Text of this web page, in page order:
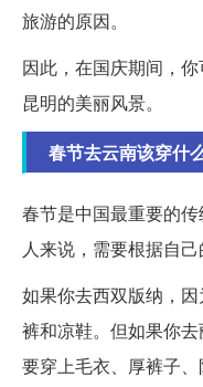
旅游的原因。
因此，在国庆期间，
昆明的美丽风景。
春节去云南该穿什
春节是中国最重要的
人来说，需要根据自
如果你去西双版纳，
裤和凉鞋。但如果你
要穿上毛衣、厚裤子、